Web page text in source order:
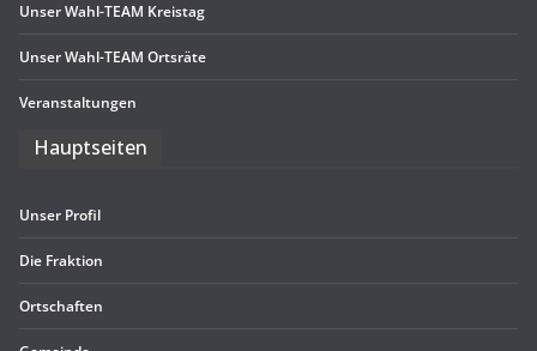
Unser Wahl-TEAM Kreistag
Unser Wahl-TEAM Ortsräte
Ver­an­stal­tun­gen
Haupt­sei­ten
Unser Pro­fil
Die Frak­tion
Ort­schaf­ten